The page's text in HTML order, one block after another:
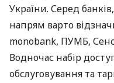
України. Серед
напрям варто
monobank, ПУМБ,
Водночас набір
обслуговування та